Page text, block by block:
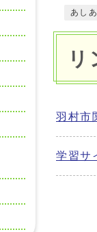
あし
リ
羽村市
学習サ